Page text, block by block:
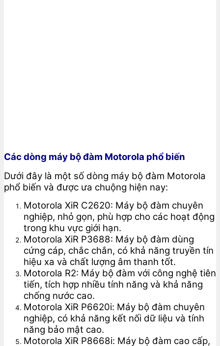
Các dòng máy bộ đàm Motorola phổ biến
Dưới đây là một số dòng máy bộ đàm Motorola
phổ biến và được ưa chuộng hiện nay:
Motorola XiR C2620: Máy bộ đàm chuyên
nghiệp, nhỏ gọn, phù hợp cho các hoạt động
trong khu vực giới hạn.
Motorola XiR P3688: Máy bộ đàm dùng
cứng cáp, chắc chắn, có khả năng truyền tín
hiệu xa và chất lượng âm thanh tốt.
Motorola R2: Máy bộ đàm với công nghệ tiên
tiến, tích hợp nhiều tính năng và khả năng
chống nước cao.
Motorola XiR P6620i: Máy bộ đàm chuyên
nghiệp, có khả năng kết nối dữ liệu và tính
năng bảo mật cao.
Motorola XiR P8668i: Máy bộ đàm cao cấp,